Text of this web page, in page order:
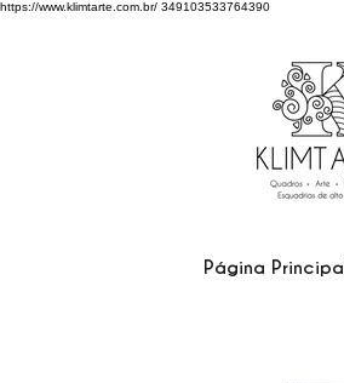
https://www.klimtarte.com.br/ 349103533764390
Página Principal